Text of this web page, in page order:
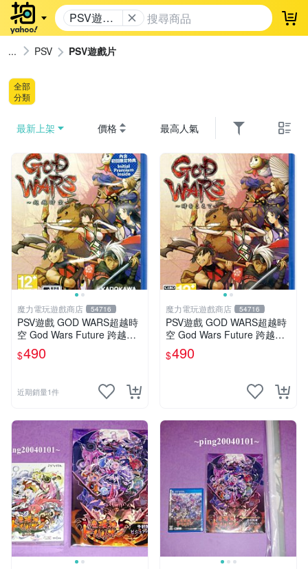
PSV遊戲
片
登
PSV PSV遊戲片
全部
分類
最新上架 價格 最高人氣
魔力電玩遊戲商店 54716
PSV遊戲 GOD WARS超越時
空 God Wars Future 跨越時
空 中文亞版【板橋魔力】
$490
近期銷量1件
魔力電玩遊戲商店 54716
PSV遊戲 GOD WARS超越時
空 God Wars Future 跨越時
空 日文日版【板橋魔力】
$490